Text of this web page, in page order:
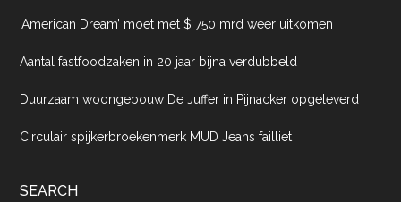
‘American Dream’ moet met $ 750 mrd weer uitkomen
Aantal fastfoodzaken in 20 jaar bijna verdubbeld
Duurzaam woongebouw De Juffer in Pijnacker opgeleverd
Circulair spijkerbroekenmerk MUD Jeans failliet
SEARCH